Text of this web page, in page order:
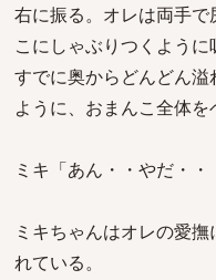
右に振る。オレは両手
こにしゃぶりつくように
すでに奥からどんどん
ように、おまんこ全体を
ミキ「あん・・やだ・・
ミキちゃんはオレの愛
れている。